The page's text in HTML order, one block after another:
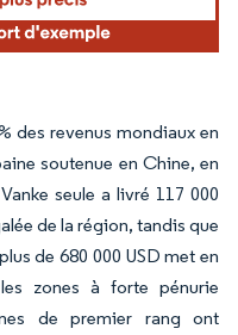
des revenus mondiaux en
soutenue en Chine, en
seule a livré 117 000
de la région, tandis que
de 680 000 USD met en
zones à forte pénurie
de premier rang ont